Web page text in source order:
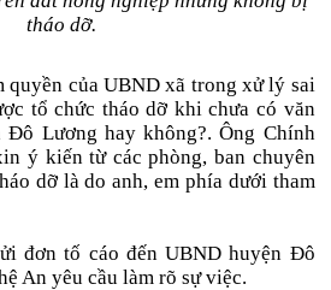
tháo dỡ.
quyền của UBND xã trong xử lý sai
tổ chức tháo dỡ khi chưa có văn
Đô Lương hay không?. Ông Chính
ý kiến từ các phòng, ban chuyên
dỡ là do anh, em phía dưới tham
đơn tố cáo đến UBND huyện Đô
An yêu cầu làm rõ sự việc.